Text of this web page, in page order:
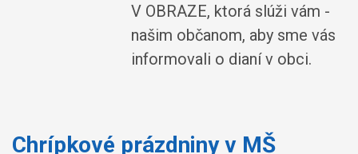
V OBRAZE, ktorá slúži vám -
našim občanom, aby sme vás
informovali o dianí v obci.
Chrípkové prázdniny v MŠ